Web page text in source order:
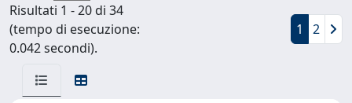
Risultati 1 - 20 di 34
(tempo di esecuzione:
0.042 secondi).
1 2